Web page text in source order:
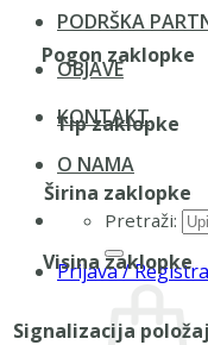
PODRŠKA
OBJAVE
KONTAKT
O NAMA
Pretraži:
Prijava /
Pogon zaklopke
Tip zaklopke
Širina zaklopke
Visina zaklopke
Signalizacija